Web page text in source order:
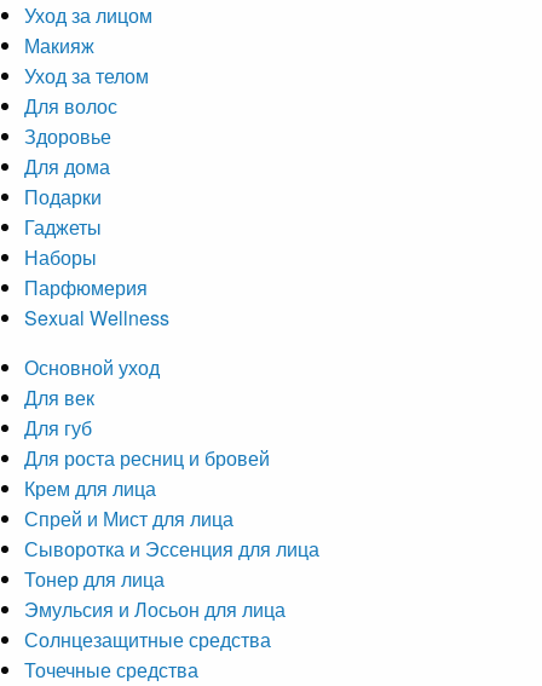
Уход за лицом
Макияж
Уход за телом
Для волос
Здоровье
Для дома
Подарки
Гаджеты
Наборы
Парфюмерия
Sexual Wellness
Основной уход
Для век
Для губ
Для роста ресниц и бровей
Крем для лица
Спрей и Мист для лица
Сыворотка и Эссенция для лица
Тонер для лица
Эмульсия и Лосьон для лица
Солнцезащитные средства
Точечные средства